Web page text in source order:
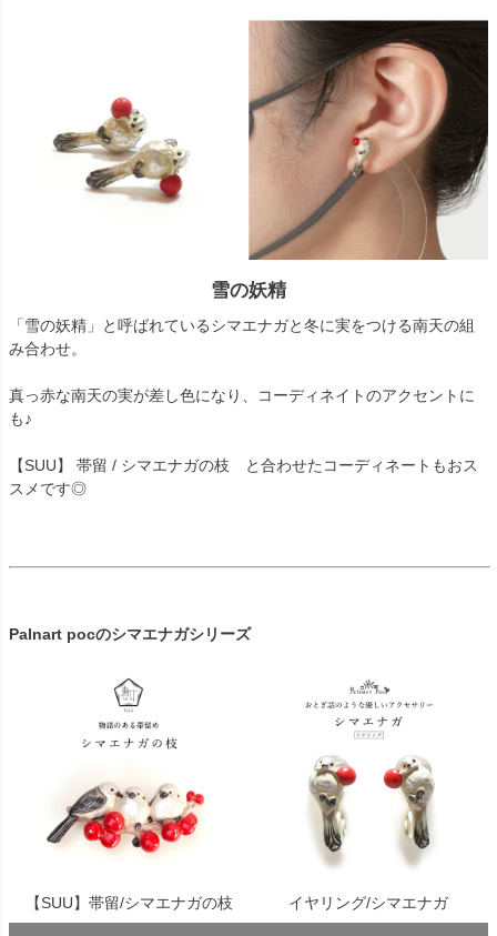
雪の妖精
「雪の妖精」と呼ばれているシマエナガと冬に実をつける南天の組
み合わせ。
真っ赤な南天の実が差し色になり、コーディネイトのアクセントに
も♪
【SUU】 帯留 / シマエナガの枝 と合わせたコーディネートもおス
スメです◎
Palnart pocのシマエナガシリーズ
【SUU】帯留/シマエナガの枝 イヤリング/シマエナガ